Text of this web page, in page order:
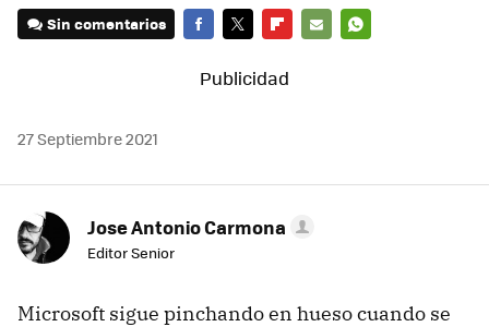
Sin comentarios
27 Septiembre 2021
Jose Antonio Carmona
Editor Senior
Microsoft sigue pinchando en hueso cuando se